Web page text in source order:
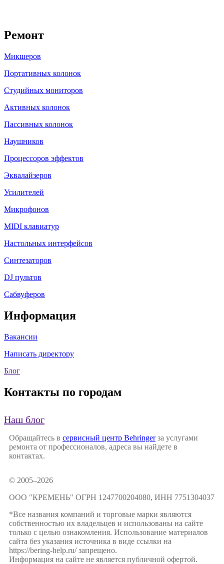
Ремонт
Микшеров
Портативных колонок
Студийных мониторов
Активных колонок
Пассивных колонок
Наушников
Процессоров эффектов
Эквалайзеров
Усилителей
Микрофонов
MIDI клавиатур
Настольных интерфейсов
Синтезаторов
DJ пультов
Сабвуферов
Информация
Вакансии
Написать директору
Блог
Контакты по городам
Наш блог
Обращайтесь в сервисный центр Behringerза услугами
ремонта от профессионалов, адреса вы найдете в
контактах.
© 2005–2026
ООО "КРЕМЕНЬ" ОГРН 1247700204080, ИНН 7751304037
*Все названия компаний и торговые марки являются
собственностью их владельцев и использованы на сайте
только с целью ознакомления. Использование материалов
сайта без указания источника в виде ссылки на
https://bering-help.ru/ запрещено.
Информация на сайте не является публичной офертой.